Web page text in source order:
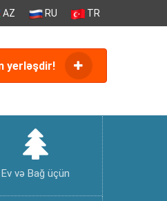
AZ RU TR
yerləşdir!
Ev və Bağ üçün